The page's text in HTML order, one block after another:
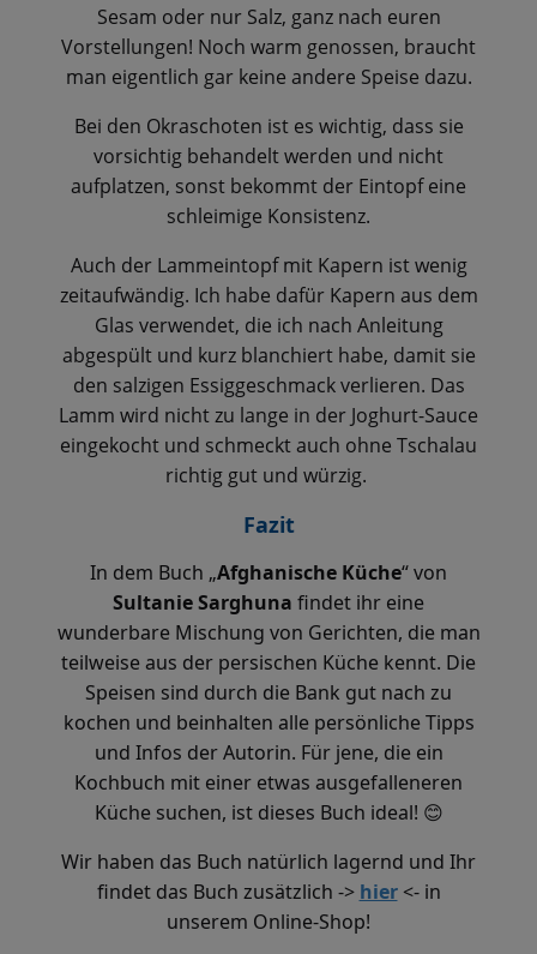
Sesam oder nur Salz, ganz nach euren
Vorstellungen! Noch warm genossen, braucht
man eigentlich gar keine andere Speise dazu.
Bei den Okraschoten ist es wichtig, dass sie
vorsichtig behandelt werden und nicht
aufplatzen, sonst bekommt der Eintopf eine
schleimige Konsistenz.
Auch der Lammeintopf mit Kapern ist wenig
zeitaufwändig. Ich habe dafür Kapern aus dem
Glas verwendet, die ich nach Anleitung
abgespült und kurz blanchiert habe, damit sie
den salzigen Essiggeschmack verlieren. Das
Lamm wird nicht zu lange in der Joghurt-Sauce
eingekocht und schmeckt auch ohne Tschalau
richtig gut und würzig.
Fazit
In dem Buch „Afghanische Küche“ von
Sultanie Sarghuna findet ihr eine
wunderbare Mischung von Gerichten, die man
teilweise aus der persischen Küche kennt. Die
Speisen sind durch die Bank gut nach zu
kochen und beinhalten alle persönliche Tipps
und Infos der Autorin. Für jene, die ein
Kochbuch mit einer etwas ausgefalleneren
Küche suchen, ist dieses Buch ideal! 😊
Wir haben das Buch natürlich lagernd und Ihr
findet das Buch zusätzlich -> hier<-in
unserem Online-Shop!